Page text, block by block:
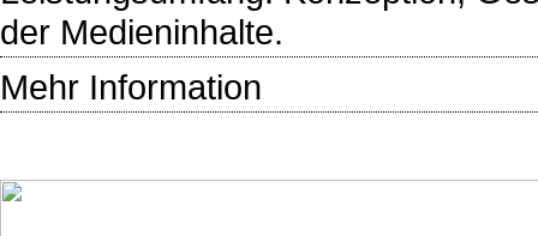
der Medieninhalte.
Mehr Information